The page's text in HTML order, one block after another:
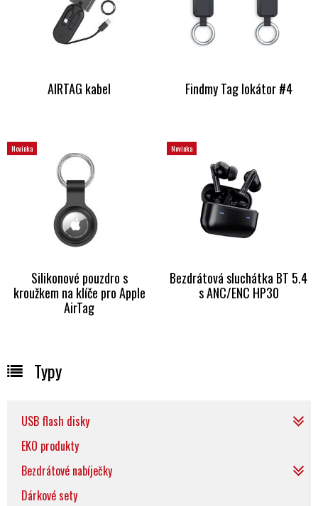
AIRTAG kabel Findmy Tag lokátor #4
Novinka
Silikonové pouzdro s
kroužkem na klíče pro Apple
AirTag
Novinka
Bezdrátová sluchátka BT 5.4
s ANC/ENC HP30
Typy
USB flash disky
EKO produkty
Bezdrátové nabíječky
Dárkové sety